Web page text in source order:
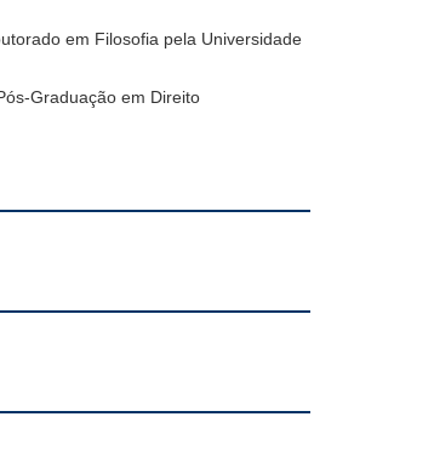
em Filosofia pela Universidade
Graduação em Direito